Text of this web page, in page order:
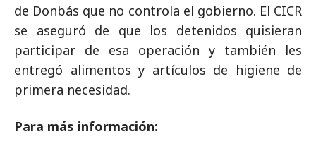
de Donbás que no controla el gobierno. El CICR
se aseguró de que los detenidos quisieran
participar de esa operación y también les
entregó alimentos y artículos de higiene de
primera necesidad.
Para más información: